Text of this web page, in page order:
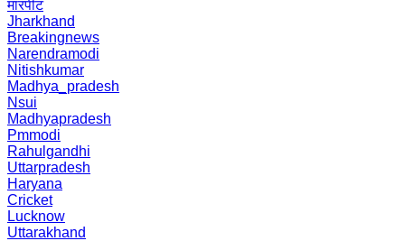
मारपीट
Jharkhand
Breakingnews
Narendramodi
Nitishkumar
Madhya_pradesh
Nsui
Madhyapradesh
Pmmodi
Rahulgandhi
Uttarpradesh
Haryana
Cricket
Lucknow
Uttarakhand